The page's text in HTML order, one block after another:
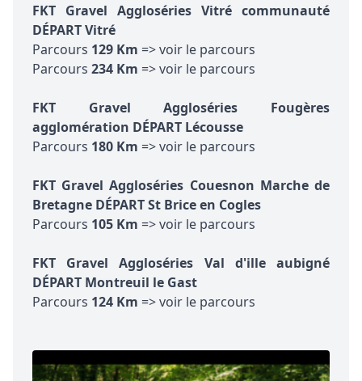
FKT Gravel Aggloséries Vitré communauté
DÉPART Vitré
Parcours 129 Km => voir le parcours
Parcours 234 Km => voir le parcours
FKT Gravel Aggloséries Fougères
agglomération DÉPART Lécousse
Parcours 180 Km => voir le parcours
FKT Gravel Aggloséries Couesnon Marche de
Bretagne DÉPART St Brice en Cogles
Parcours 105 Km => voir le parcours
FKT Gravel Aggloséries Val d'ille aubigné
DÉPART Montreuil le Gast
Parcours 124 Km => voir le parcours